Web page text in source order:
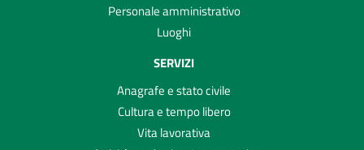
Personale amministrativo
Luoghi
SERVIZI
Anagrafe e stato civile
Cultura e tempo libero
Vita lavorativa